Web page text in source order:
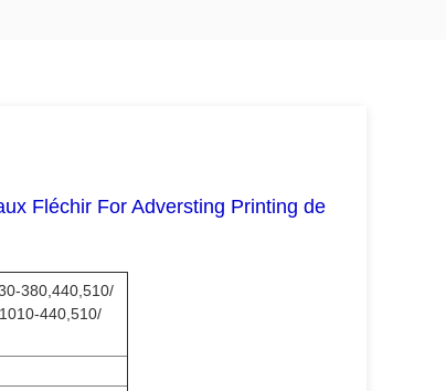
Fléchir For Adversting Printing de
380,440,510/
440,510/